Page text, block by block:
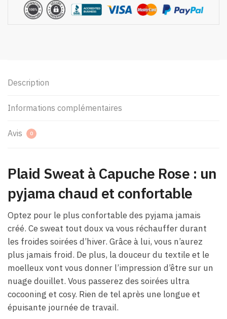
Description
Informations complémentaires
Avis 0
Plaid Sweat à Capuche Rose : un
pyjama chaud et confortable
Optez pour le plus confortable des pyjama jamais
créé. Ce sweat tout doux va vous réchauffer durant
les froides soirées d’hiver. Grâce à lui, vous n’aurez
plus jamais froid. De plus, la douceur du textile et le
moelleux vont vous donner l’impression d’être sur un
nuage douillet. Vous passerez des soirées ultra
cocooning et cosy. Rien de tel après une longue et
épuisante journée de travail.